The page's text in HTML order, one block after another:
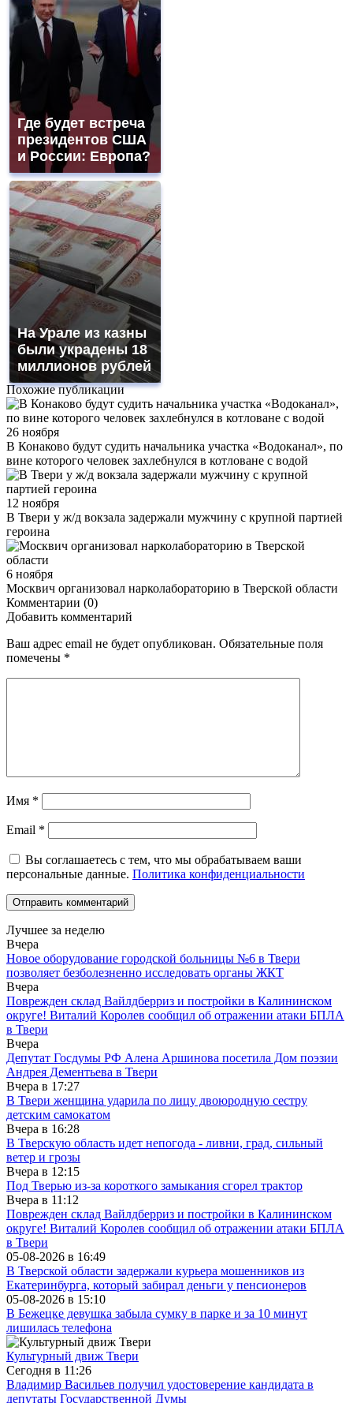
Где будет встреча
президентов США
и России: Европа?
На Урале из казны
были украдены 18
миллионов рублей
Похожие публикации
26 ноября
В Конаково будут судить начальника участка «Водоканал», по
вине которого человек захлебнулся в котловане с водой
12 ноября
В Твери у ж/д вокзала задержали мужчину с крупной партией
героина
6 ноября
Москвич организовал нарколабораторию в Тверской области
Комментарии (0)
Добавить комментарий
Ваш адрес email не будет опубликован. Обязательные поля
помечены *
Имя *
Email *
Вы соглашаетесь с тем, что мы обрабатываем ваши
персональные данные. Политика конфиденциальности
Лучшее за неделю
Вчера
Новое оборудование городской больницы №6 в Твери
позволяет безболезненно исследовать органы ЖКТ
Вчера
Поврежден склад Вайлдберриз и постройки в Калининском
округе! Виталий Королев сообщил об отражении атаки БПЛА
в Твери
Вчера
Депутат Госдумы РФ Алена Аршинова посетила Дом поэзии
Андрея Дементьева в Твери
Вчера в 17:27
В Твери женщина ударила по лицу двоюродную сестру
детским самокатом
Вчера в 16:28
В Тверскую область идет непогода - ливни, град, сильный
ветер и грозы
Вчера в 12:15
Под Тверью из-за короткого замыкания сгорел трактор
Вчера в 11:12
Поврежден склад Вайлдберриз и постройки в Калининском
округе! Виталий Королев сообщил об отражении атаки БПЛА
в Твери
05-08-2026 в 16:49
В Тверской области задержали курьера мошенников из
Екатеринбурга, который забирал деньги у пенсионеров
05-08-2026 в 15:10
В Бежецке девушка забыла сумку в парке и за 10 минут
лишилась телефона
Культурный движ Твери
Сегодня в 11:26
Владимир Васильев получил удостоверение кандидата в
депутаты Государственной Думы